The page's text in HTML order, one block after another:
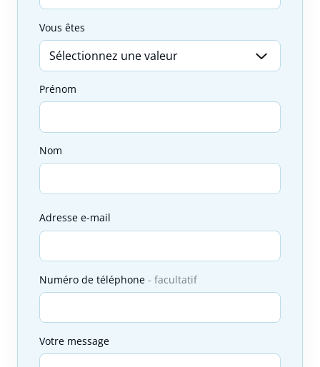
Vous êtes
Prénom
Nom
Adresse e-mail
Numéro de téléphone facultatif
Votre message